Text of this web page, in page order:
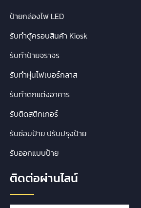
ป้ายกล่องไฟ LED
รับทำตู้ครอบสินค้า Kiosk
รับทำป้ายจราจร
รับทำหุ่นไฟเบอร์กลาส
รับทำตกแต่งอาคาร
รับติดสติกเกอร์
รับซ่อมป้าย ปรับปรุงป้าย
รับออกแบบป้าย
ติดต่อผ่านไลน์